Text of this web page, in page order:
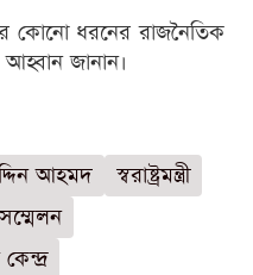
কোনো ধরনের রাজনৈতিক
জানান।
আহমদ
স্বরাষ্ট্রমন্ত্রী